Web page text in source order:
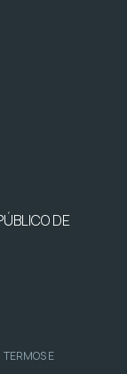
DE
TERMOS E